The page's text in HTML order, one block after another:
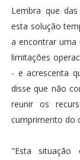
Lembra que
esta solução
a encontrar
limitações
- e acrescenta
disse que não
reunir os
cumprimento do
"Esta situação